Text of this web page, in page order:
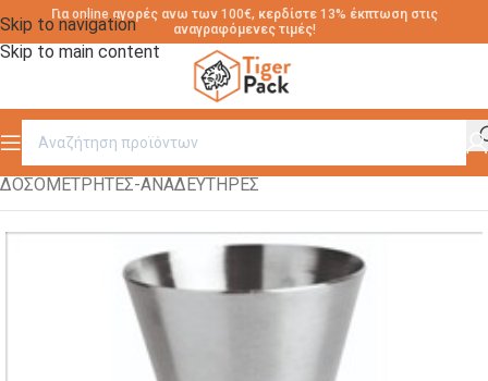
Skip to navigation
Skip to main content
Για online αγορές ανω των 100€, κερδίστε 13% έκπτωση στις
αναγραφόμενες τιμές!
Αρχική σελίδα / ΕΙΔΗ ΚΑΦΕ ΜΠΑΡ
ΔΟΣΟΜΕΤΡΗΤΕΣ-ΑΝΑΔΕΥΤΗΡΕΣ